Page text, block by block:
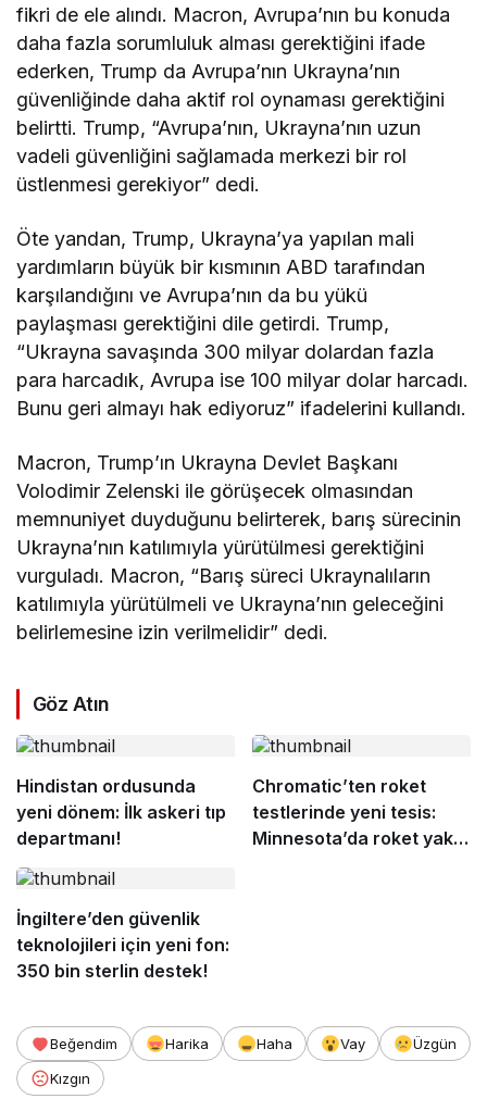
fikri de ele alındı. Macron, Avrupa’nın bu konuda
daha fazla sorumluluk alması gerektiğini ifade
ederken, Trump da Avrupa’nın Ukrayna’nın
güvenliğinde daha aktif rol oynaması gerektiğini
belirtti. Trump, “Avrupa’nın, Ukrayna’nın uzun
vadeli güvenliğini sağlamada merkezi bir rol
üstlenmesi gerekiyor” dedi.
Öte yandan, Trump, Ukrayna’ya yapılan mali
yardımların büyük bir kısmının ABD tarafından
karşılandığını ve Avrupa’nın da bu yükü
paylaşması gerektiğini dile getirdi. Trump,
“Ukrayna savaşında 300 milyar dolardan fazla
para harcadık, Avrupa ise 100 milyar dolar harcadı.
Bunu geri almayı hak ediyoruz” ifadelerini kullandı.
Macron, Trump’ın Ukrayna Devlet Başkanı
Volodimir Zelenski ile görüşecek olmasından
memnuniyet duyduğunu belirterek, barış sürecinin
Ukrayna’nın katılımıyla yürütülmesi gerektiğini
vurguladı. Macron, “Barış süreci Ukraynalıların
katılımıyla yürütülmeli ve Ukrayna’nın geleceğini
belirlemesine izin verilmelidir” dedi.
Göz Atın
Hindistan ordusunda
yeni dönem: İlk askeri tıp
departmanı!
Chromatic’ten roket
testlerinde yeni tesis:
Minnesota’da roket yakıtı
İngiltere’den güvenlik
teknolojileri için yeni fon:
350 bin sterlin destek!
Beğendim Harika Haha Vay
Üzgün
Kızgın